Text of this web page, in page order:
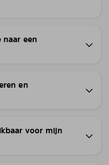
een
en
voor mijn